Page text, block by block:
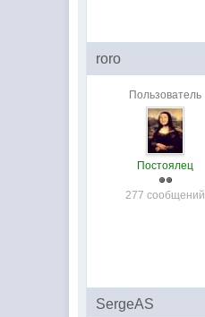
roro
Пользователь
Постоялец
277 сообщений
SergeAS